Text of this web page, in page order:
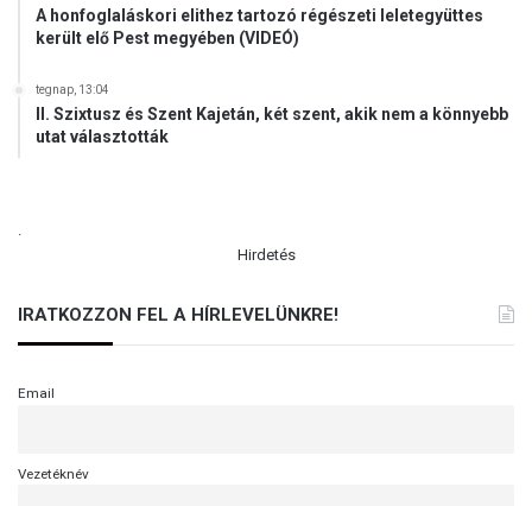
A honfoglaláskori elithez tartozó régészeti leletegyüttes
került elő Pest megyében (VIDEÓ)
tegnap, 13:04
II. Szixtusz és Szent Kajetán, két szent, akik nem a könnyebb
utat választották
.
Hirdetés
IRATKOZZON FEL A HÍRLEVELÜNKRE!
Email
Vezetéknév